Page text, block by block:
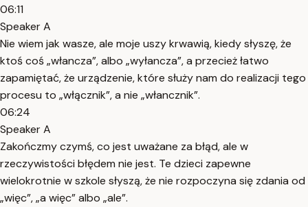
06:11
Speaker A
Nie wiem jak wasze, ale moje uszy krwawią, kiedy słyszę, że
ktoś coś „włancza”, albo „wyłancza”, a przecież łatwo
zapamiętać, że urządzenie, które służy nam do realizacji tego
procesu to „włącznik”, a nie „włancznik”.
06:24
Speaker A
Zakończmy czymś, co jest uważane za błąd, ale w
rzeczywistości błędem nie jest. Te dzieci zapewne
wielokrotnie w szkole słyszą, że nie rozpoczyna się zdania od
„więc”, „a więc” albo „ale”.